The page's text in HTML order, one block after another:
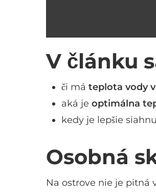
V článku
či má teplota vody
aká je optimálna
kedy je lepšie
Osobná
Na ostrove nie je pitná